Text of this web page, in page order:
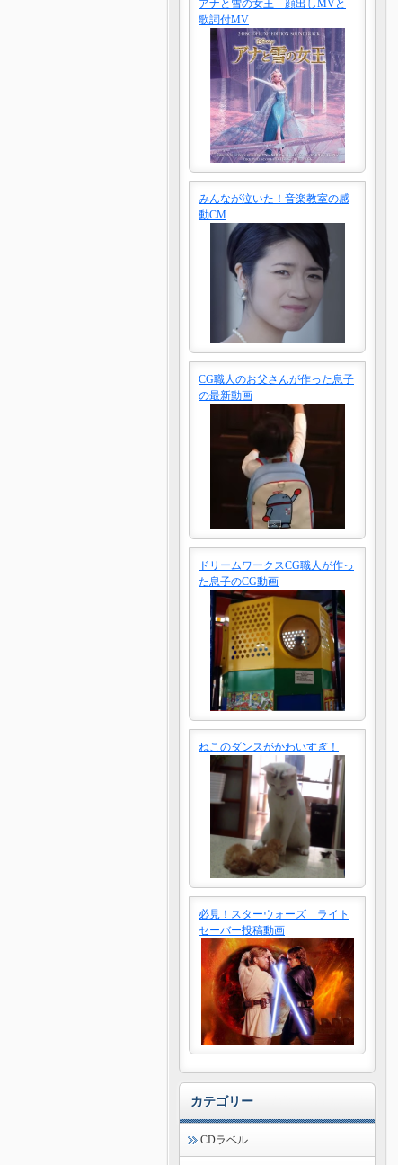
アナと雪の女王 顔出しMVと
歌詞付MV
みんなが泣いた！音楽教室の感
動CM
CG職人のお父さんが作った息子
の最新動画
ドリームワークスCG職人が作っ
た息子のCG動画
ねこのダンスがかわいすぎ！
必見！スターウォーズ ライト
セーバー投稿動画
カテゴリー
CDラベル